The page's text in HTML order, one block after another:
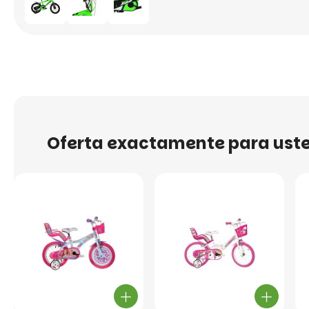
Oferta exactamente para